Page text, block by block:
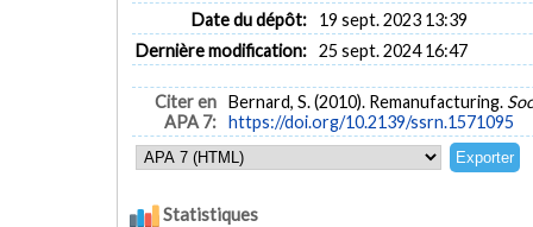
Date du dépôt:
19 sept. 2023 13:39
Dernière modification: 25 sept. 2024 16:47
Citer en
APA 7:
Bernard, S. (2010). Remanufacturing.
https://doi.org/10.2139/ssrn.1571095
Statistiques